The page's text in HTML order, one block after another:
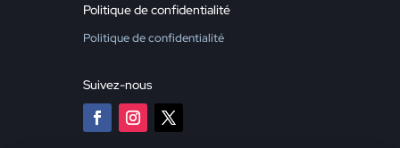
Politique de confidentialité
Politique de confidentialité
Suivez-nous